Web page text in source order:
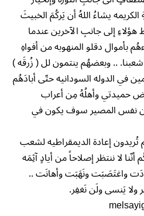
الكريمه يشاءُ اللهُ أن يَركُمَ الخبيثَ
إلى جانبِ الآخرين عندما
بأموال دقلو المنهوبه من أفواهِ
.. وبعضهُم ينتمون لل ( زُرقَه )
في الدوله السودانيه حتّى أبادَهُم
حميدتي وأهلُهُ مِن أعراب
نفس المصير سوف يكون في
تُريدون إعادة الديمقراطيه لشعب
لا ننتظر إصلاحاً من أيادٍ آثِمَه
واغتَصَبَت ونَهَبَت وأهانَت ..
يَنسى ولَن نَغفِر.